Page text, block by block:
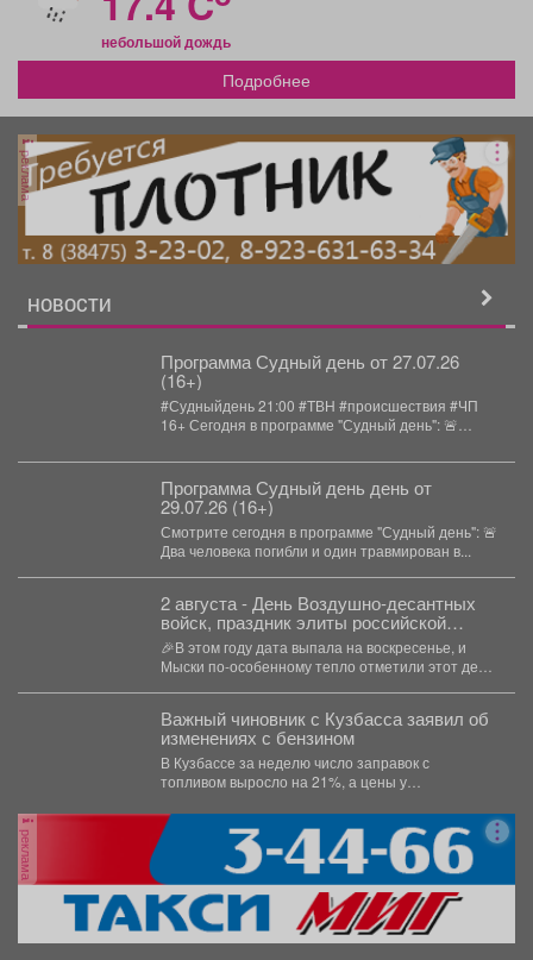
небольшой дождь
Подробнее
реклама
НОВОСТИ
Программа Судный день от 27.07.26
(16+)
#Судныйдень 21:00 #ТВН #происшествия #ЧП
16+ Сегодня в программе "Судный день": 🚨
Программа Судный день день от
29.07.26 (16+)
Смотрите сегодня в программе "Судный день": 🚨
Два человека погибли и один травмирован в...
2 августа - День Воздушно‑десантных
войск, праздник элиты российской
армии
🎉В этом году дата выпала на воскресенье, и
Мыски по‑особенному тепло отметили этот день!
Важный чиновник с Кузбасса заявил об
изменениях с бензином
В Кузбассе за неделю число заправок с
топливом выросло на 21%, а цены у
реклама